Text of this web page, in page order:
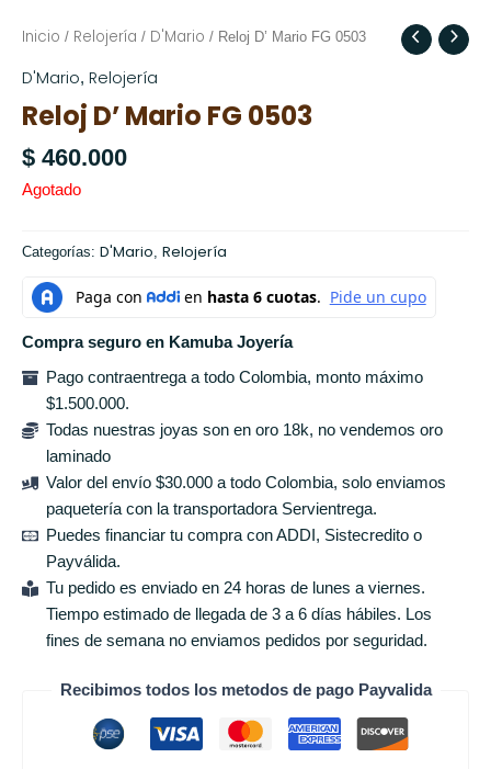
Inicio / Relojería / D'Mario / Reloj D’ Mario FG 0503
D'Mario, Relojería
Reloj D’ Mario FG 0503
$ 460.000
Agotado
Categorías: D'Mario Relojería
Compra seguro en Kamuba Joyería
Pago contraentrega a todo Colombia, monto máximo
$1.500.000.
Todas nuestras joyas son en oro 18k, no vendemos oro
laminado
Valor del envío $30.000 a todo Colombia, solo enviamos
paquetería con la transportadora Servientrega.
Puedes financiar tu compra con ADDI, Sistecredito o
Payválida.
Tu pedido es enviado en 24 horas de lunes a viernes.
Tiempo estimado de llegada de 3 a 6 días hábiles. Los
fines de semana no enviamos pedidos por seguridad.
Recibimos todos los metodos de pago Payvalida